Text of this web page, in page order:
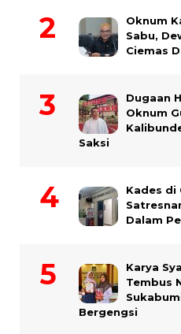
Oknum
Sabu,
Ciemas
Dugaan
Oknum
Saksi
Kades di
Dalam
Karya
Tembus
Bergengsi